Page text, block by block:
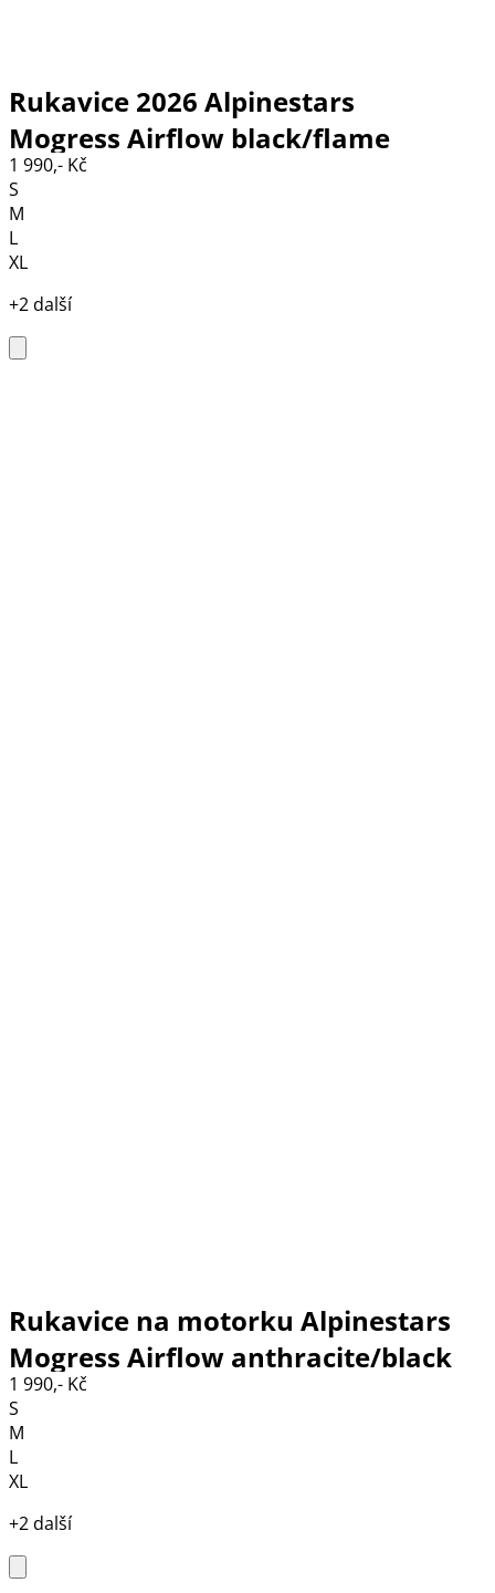
Rukavice 2026 Alpinestars
Mogress Airflow black/flame
red/ecru
1 990,- Kč
S
M
L
XL
+2 další
Rukavice na motorku Alpinestars
Mogress Airflow anthracite/black
1 990,- Kč
S
M
L
XL
+2 další